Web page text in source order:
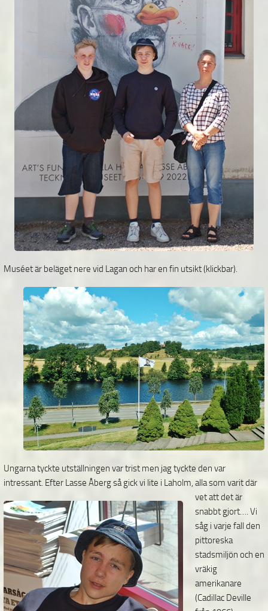
Muséet är beläget nere vid Lagan och har en fin utsikt (klickbar).
Ungarna tyckte utställningen var trist men jag tyckte den var
intressant. Efter Lasse Åberg så gick vi lite i Laholm, alla som varit där
vet att det är
snabbt gjort…. Vi
såg i varje fall den
pittoreska
stadsmiljön och en
vräkig
amerikanare
(Cadillac Deville